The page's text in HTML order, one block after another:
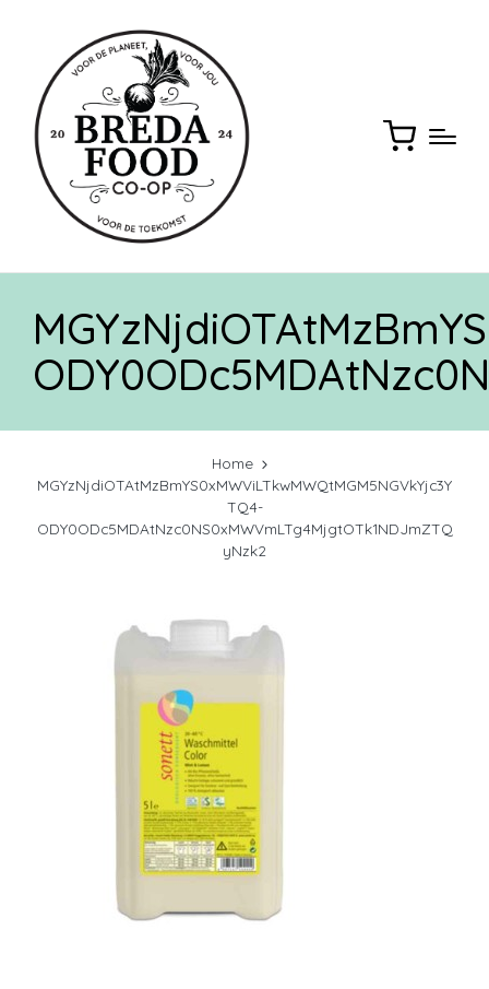
Home
MGYzNjdiOTAtMzBmYS0xMWViLTkwMWQtMGM5NGVkYjc3Y
TQ4-
ODY0ODc5MDAtNzc0NS0xMWVmLTg4MjgtOTk1NDJmZTQ
yNzk2